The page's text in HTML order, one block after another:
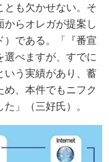
とも欠かせない。そ
からオレガが提案し
）である。「『番宣
べますが、すでに
いう実績があり、蓄
、本件でもニフク
」（三好氏）。